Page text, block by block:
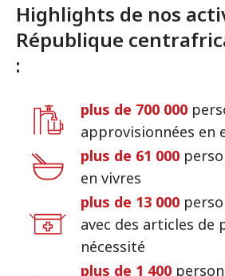
Highlights de nos
République
:
plus de 700 000
approvisionnées en
plus de 61 000
en vivres
plus de 13 000
avec des articles de
nécessité
plus de 1 400